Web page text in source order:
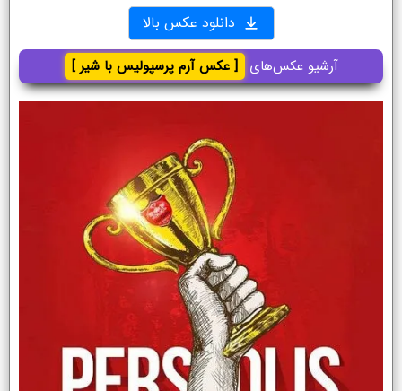
دانلود عکس بالا
آرشیو عکس‌های [ عکس آرم پرسپولیس با شیر ]